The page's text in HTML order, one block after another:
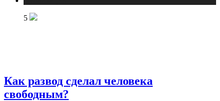
5
Как развод сделал человека
свободным?